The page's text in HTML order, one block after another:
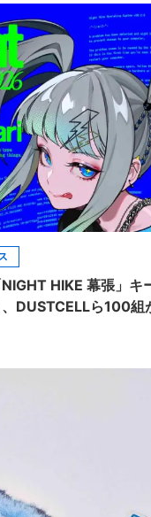
HIKE 幕張」キ
DUSTCELLら100組